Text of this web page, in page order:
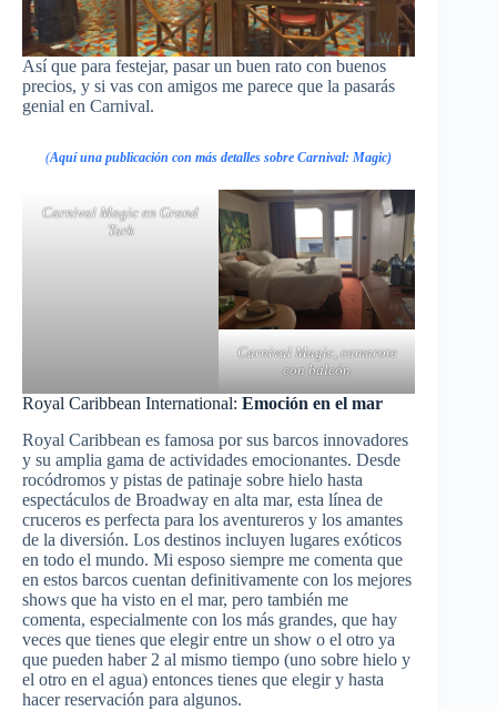
Así que para festejar, pasar un buen rato con buenos
precios, y si vas con amigos me parece que la pasarás
genial en Carnival.
(Aquí una publicación con más detalles sobre Carnival: Magic)
Carnival Magic en Grand
Turk
Carnival Magic, camarote
con balcón
Royal Caribbean International: Emoción en el mar
Royal Caribbean es famosa por sus barcos innovadores
y su amplia gama de actividades emocionantes. Desde
rocódromos y pistas de patinaje sobre hielo hasta
espectáculos de Broadway en alta mar, esta línea de
cruceros es perfecta para los aventureros y los amantes
de la diversión. Los destinos incluyen lugares exóticos
en todo el mundo. Mi esposo siempre me comenta que
en estos barcos cuentan definitivamente con los mejores
shows que ha visto en el mar, pero también me
comenta, especialmente con los más grandes, que hay
veces que tienes que elegir entre un show o el otro ya
que pueden haber 2 al mismo tiempo (uno sobre hielo y
el otro en el agua) entonces tienes que elegir y hasta
hacer reservación para algunos.